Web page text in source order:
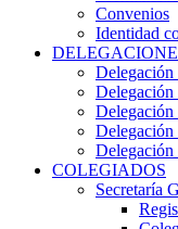
Convenios
Identidad
Delegación
Delegación
Delegación
Delegación
Delegación
COLEGIADOS
Secretaría